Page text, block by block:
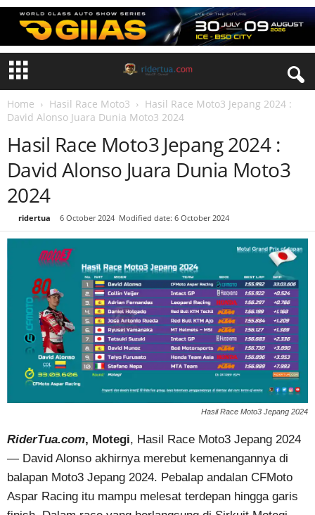
Home Hasil Race Moto3
Hasil Race Moto3 Jepang 2024 :
David Alonso Juara Dunia Moto3 2024
Hasil Race Moto3 Jepang 2024 :
David Alonso Juara Dunia Moto3
2024
ridertua 6 October 2024 Modified date: 6 October 2024
Hasil Race Moto3 Jepang 2024
RiderTua.com, Motegi, Hasil Race Moto3 Jepang 2024
— David Alonso akhirnya merebut kemenangannya di
balapan Moto3 Jepang 2024. Pebalap andalan CFMoto
Aspar Racing itu mampu melesat terdepan hingga garis